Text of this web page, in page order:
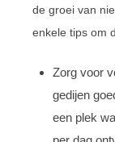
de groei van
enkele tips om
Zorg voor
gedijen
een plek